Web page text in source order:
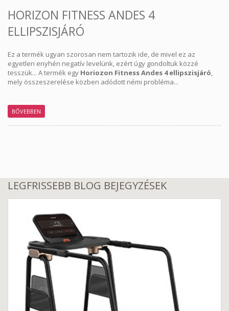
HORIZON FITNESS ANDES 4
ELLIPSZISJÁRÓ
Ez a termék ugyan szorosan nem tartozik ide, de mivel ez az
egyetlen enyhén negatív levelünk, ezért úgy gondoltuk közzé
tesszük... A termék egy Horiozon Fitness Andes 4 ellipszisjáró,
mely összeszerelése közben adódott némi probléma...
BŐVEBBEN
LEGFRISSEBB BLOG BEJEGYZÉSEK